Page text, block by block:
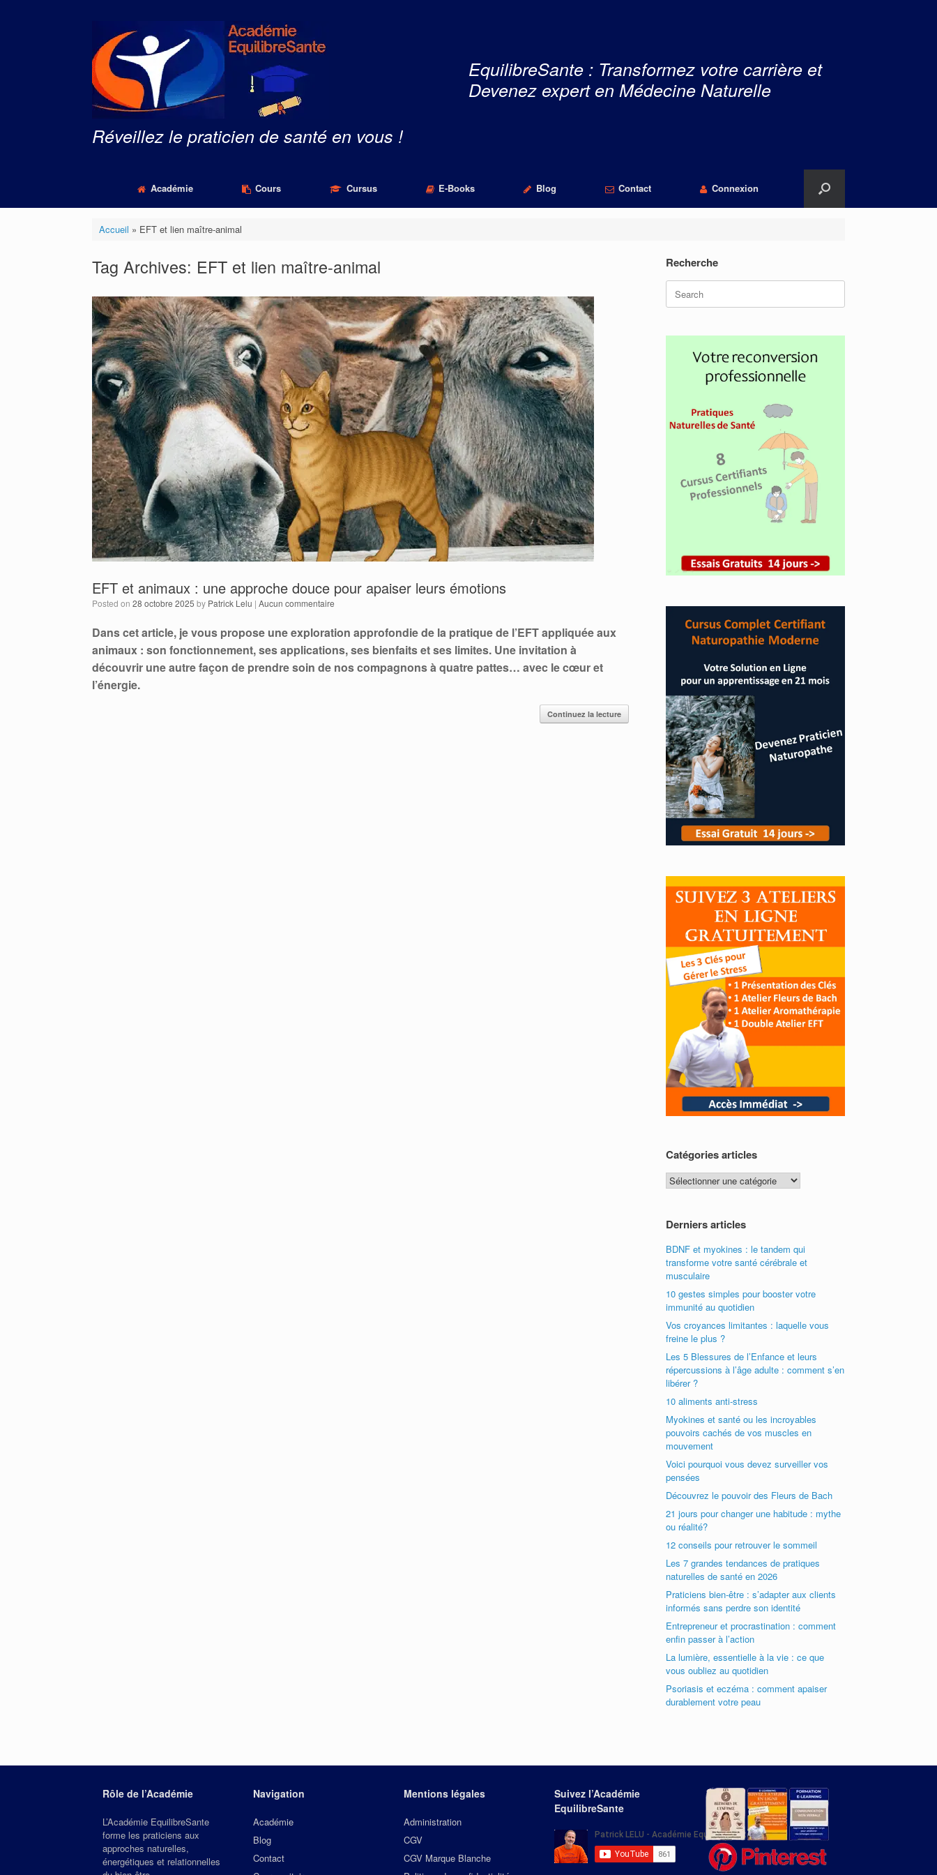
Réveillez le praticien de santé en vous !
EquilibreSante : Transformez votre carrière et
Devenez expert en Médecine Naturelle
Académie Cours Cursus E-Books Blog Contact Connexion
Accueil » EFT et lien maître-animal
Tag Archives: EFT et lien maître-animal
EFT et animaux : une approche douce pour apaiser leurs émotions
Posted on 28 octobre 2025 by Patrick Lelu | Aucun commentaire
Dans cet article, je vous propose une exploration approfondie de la pratique de l’EFT appliquée aux
animaux : son fonctionnement, ses applications, ses bienfaits et ses limites. Une invitation à
découvrir une autre façon de prendre soin de nos compagnons à quatre pattes… avec le cœur et
l’énergie.
Continuez la lecture
Recherche
Search
for:
Catégories articles
Catégories
articles
Derniers articles
BDNF et myokines : le tandem qui
transforme votre santé cérébrale et
musculaire
10 gestes simples pour booster votre
immunité au quotidien
Vos croyances limitantes : laquelle vous
freine le plus ?
Les 5 Blessures de l’Enfance et leurs
répercussions à l’âge adulte : comment s’en
libérer ?
10 aliments anti-stress
Myokines et santé ou les incroyables
pouvoirs cachés de vos muscles en
mouvement
Voici pourquoi vous devez surveiller vos
pensées
Découvrez le pouvoir des Fleurs de Bach
21 jours pour changer une habitude : mythe
ou réalité?
12 conseils pour retrouver le sommeil
Les 7 grandes tendances de pratiques
naturelles de santé en 2026
Praticiens bien-être : s’adapter aux clients
informés sans perdre son identité
Entrepreneur et procrastination : comment
enfin passer à l’action
La lumière, essentielle à la vie : ce que
vous oubliez au quotidien
Psoriasis et eczéma : comment apaiser
durablement votre peau
Rôle de l’Académie
L’Académie EquilibreSante
forme les praticiens aux
approches naturelles,
énergétiques et relationnelles
Navigation
Académie
Blog
Contact
Mentions légales
Administration
CGV
CGV Marque Blanche
Suivez l’Académie
EquilibreSante